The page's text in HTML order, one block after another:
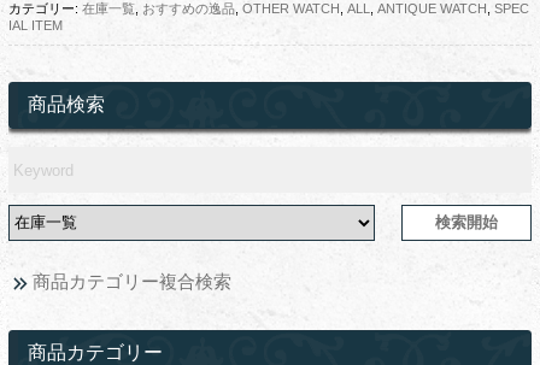
カテゴリー: 在庫一覧, おすすめの逸品, OTHER WATCH , ALL, ANTIQUE WATCH , SPEC
IAL ITEM
商品検索
商品カテゴリー複合検索
商品カテゴリー